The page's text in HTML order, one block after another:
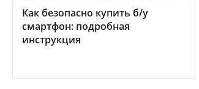
Как безопасно купить б/у
смартфон: подробная
инструкция